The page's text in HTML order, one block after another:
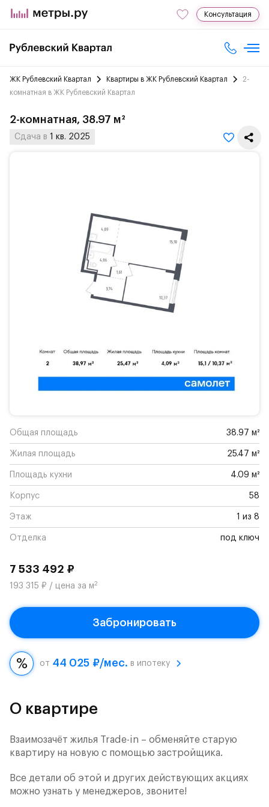
Консультация
ЖК Рублевский Квартал Квартиры в ЖК Рублевский Квартал
2-
комнатная в ЖК Рублевский Квартал
2-комнатная, 38.97 м²
Сдача в 1 кв. 2025
Общая площадь 38.97 м²
Жилая площадь 25.47 м²
Площадь кухни 4.09 м²
Корпус 58
Этаж 1 из 8
Отделка под ключ
7 533 492 ₽
193 315 ₽ / цена за м2
Забронировать
от 44 025 ₽/мес. в ипотеку
О квартире
Взаимозачёт жилья Trade-in – обменяйте старую
квартиру на новую с помощью застройщика.
Все детали об этой и других действующих акциях
можно узнать у менеджеров, звоните!